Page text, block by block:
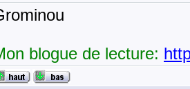
blogue de lecture: